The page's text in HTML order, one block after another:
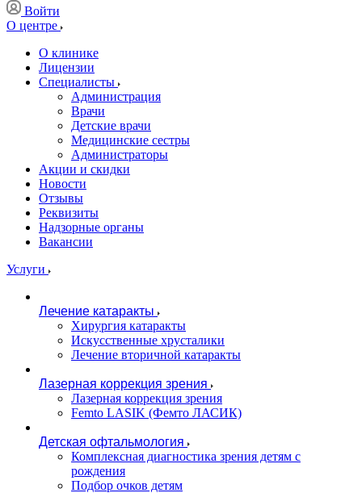
Войти
О центре
О клинике
Лицензии
Специалисты
Администрация
Врачи
Детские врачи
Медицинские сестры
Администраторы
Акции и скидки
Новости
Отзывы
Реквизиты
Надзорные органы
Вакансии
Услуги
Лечение катаракты
Хирургия катаракты
Искусственные хрусталики
Лечение вторичной катаракты
Лазерная коррекция зрения
Лазерная коррекция зрения
Femto LASIK (Фемто ЛАСИК)
Детская офтальмология
Комплексная диагностика зрения детям c
рождения
Подбор очков детям